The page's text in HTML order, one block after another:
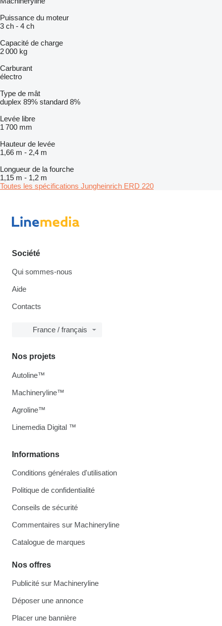
Puissance du moteur
3 ch - 4 ch
Capacité de charge
2 000 kg
Carburant
électro
Type de mât
duplex 89% standard 8%
Levée libre
1 700 mm
Hauteur de levée
1,66 m - 2,4 m
Longueur de la fourche
1,15 m - 1,2 m
Toutes les spécifications Jungheinrich ERD 220
Société
Qui sommes-nous
Aide
Contacts
France / français
Informations
Conditions générales d'utilisation
Politique de confidentialité
Conseils de sécurité
Commentaires sur Machineryline
Catalogue de marques
Nos offres
Publicité sur Machineryline
Déposer une annonce
Placer une bannière
Nos projets
Autoline™
Machineryline™
Agroline™
Linemedia Digital ™